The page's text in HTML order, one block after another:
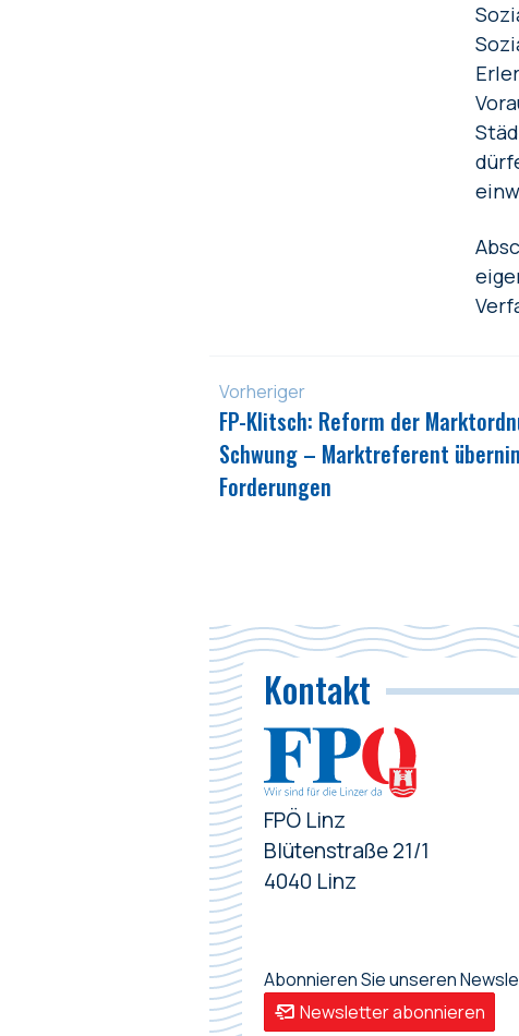
Vorheriger
FP-Klitsch: Reform der
Schwung – Marktreferent
Forderungen
Kontakt
FPÖ Linz
Blütenstraße 21/1
4040 Linz
Abonnieren Sie unseren
Newsletter abonnieren